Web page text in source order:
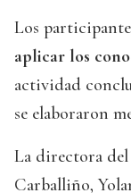
Los
aplicar los
actividad
se elaboraron
La directora
Carballiño,